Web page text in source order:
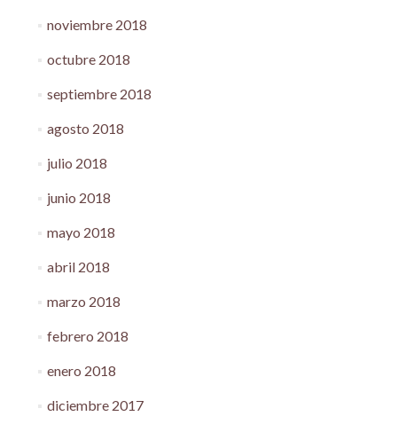
noviembre 2018
octubre 2018
septiembre 2018
agosto 2018
julio 2018
junio 2018
mayo 2018
abril 2018
marzo 2018
febrero 2018
enero 2018
diciembre 2017